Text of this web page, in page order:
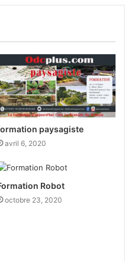
paysagiste
avril 6, 2020
Robot
octobre 23, 2020